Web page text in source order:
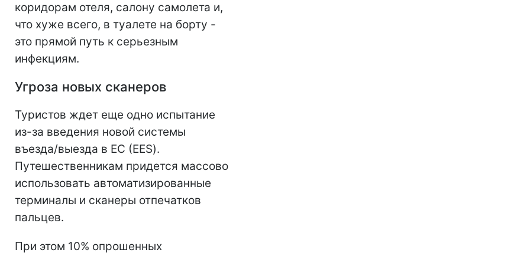
коридорам отеля, салону самолета и,
что хуже всего, в туалете на борту -
это прямой путь к серьезным
инфекциям.
Угроза новых сканеров
Туристов ждет еще одно испытание
из-за введения новой системы
въезда/выезда в ЕС (EES).
Путешественникам придется массово
использовать автоматизированные
терминалы и сканеры отпечатков
пальцев.
При этом 10% опрошенных